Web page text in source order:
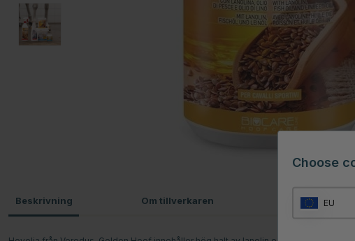
Beskrivning Om tillverkaren Omdömen
Choose
EU